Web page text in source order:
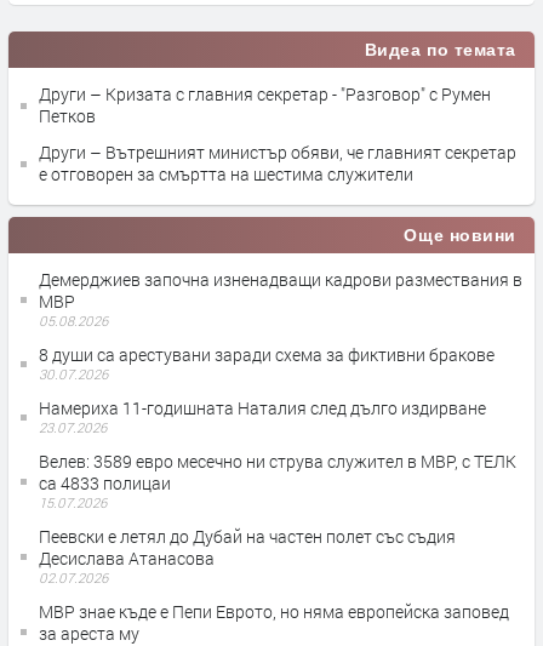
Видеа по темата
Други – Кризата с главния секретар - "Разговор" с Румен
Петков
Други – Вътрешният министър обяви, че главният секретар
е отговорен за смъртта на шестима служители
Още новини
Демерджиев започна изненадващи кадрови размествания в
МВР
05.08.2026
8 души са арестувани заради схема за фиктивни бракове
30.07.2026
Намериха 11-годишната Наталия след дълго издирване
23.07.2026
Велев: 3589 евро месечно ни струва служител в МВР, с ТЕЛК
са 4833 полицаи
15.07.2026
Пеевски е летял до Дубай на частен полет със съдия
Десислава Атанасова
02.07.2026
МВР знае къде е Пепи Еврото, но няма европейска заповед
за ареста му